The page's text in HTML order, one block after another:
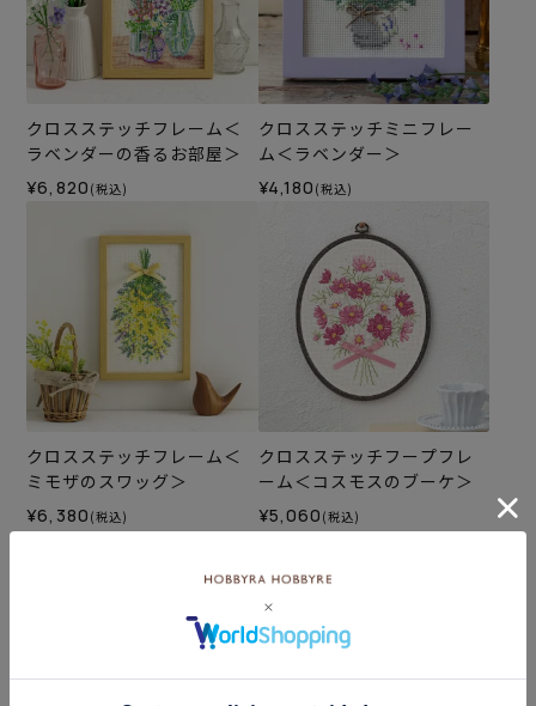
クロスステッチフレーム＜
ラベンダーの香るお部屋＞
¥6,820 (税込)
クロスステッチミニフレー
ム＜ラベンダー＞
¥4,180 (税込)
クロスステッチフレーム＜
ミモザのスワッグ＞
¥6,380 (税込)
クロスステッチフープフレ
ーム＜コスモスのブーケ＞
¥5,060 (税込)
カテゴリーから探す